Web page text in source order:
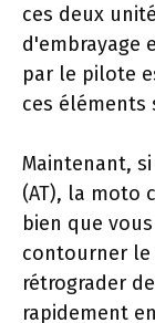
ces deux
d'embrayage
par le pilote
ces éléments
Maintenant,
(AT), la moto
bien que
contourner le
rétrograder
rapidement